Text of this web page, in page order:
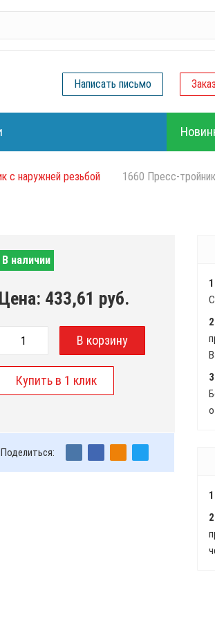
Написать письмо
с наружней резьбой 1660 Пресс-
В наличии
Цена: 433,61 руб.
Поделиться: